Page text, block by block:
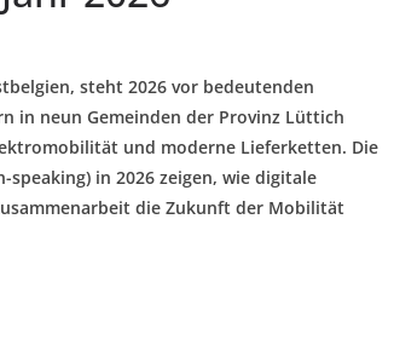
steht 2026 vor bedeutenden
in neun Gemeinden der Provinz Lüttich
und moderne Lieferketten. Die
speaking) in 2026 zeigen, wie digitale
die Zukunft der Mobilität